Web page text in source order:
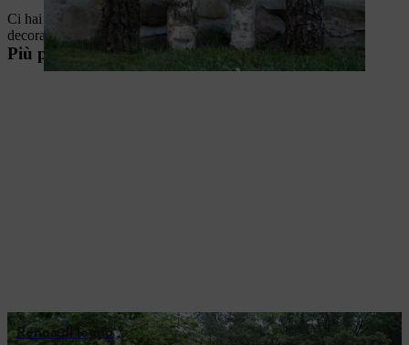
Ci hai preso gusto? Con noi troverai ancora più idee per la
decorazione invernale in giardino e sulla terrazza
Più progetti per il fai da te
Renna di legno